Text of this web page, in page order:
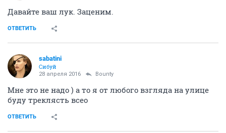
Давайте ваш лук. Заценим.
ОТВЕТИТЬ
sabatini
Сибуй
28 апреля 2016 Bounty
Мне это не надо ) а то я от любого взгляда на улице
буду треклясть всео
ОТВЕТИТЬ